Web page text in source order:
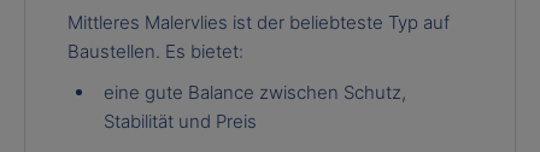
Mittleres Malervlies ist der beliebteste Typ auf
Baustellen. Es bietet:
eine gute Balance zwischen Schutz,
Stabilität und Preis